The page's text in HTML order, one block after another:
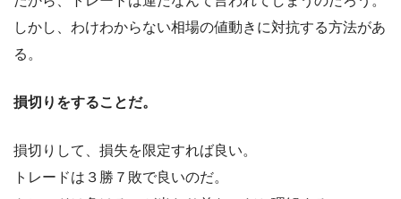
しかし、わけわからない相場の値動きに対抗する方法があ
る。
損切りをすることだ。
損切りして、損失を限定すれば良い。
トレードは３勝７敗で良いのだ。